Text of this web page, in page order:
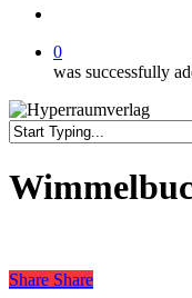
0
was successfully
Search
Share
Share Share